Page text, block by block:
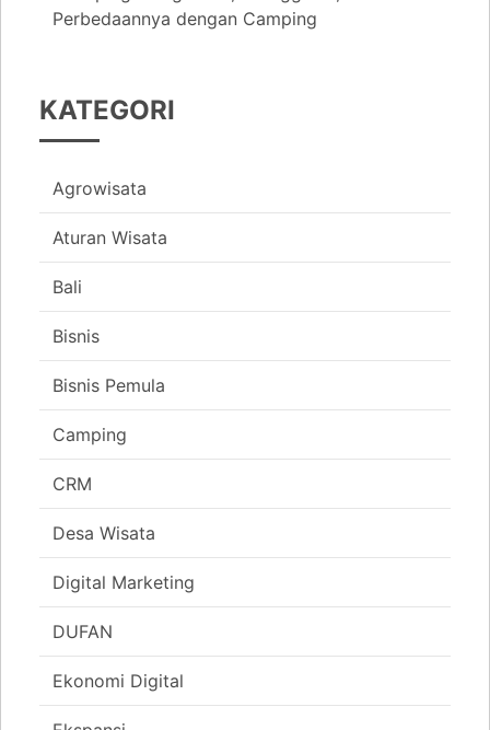
Perbedaannya dengan Camping
KATEGORI
Agrowisata
Aturan Wisata
Bali
Bisnis
Bisnis Pemula
Camping
CRM
Desa Wisata
Digital Marketing
DUFAN
Ekonomi Digital